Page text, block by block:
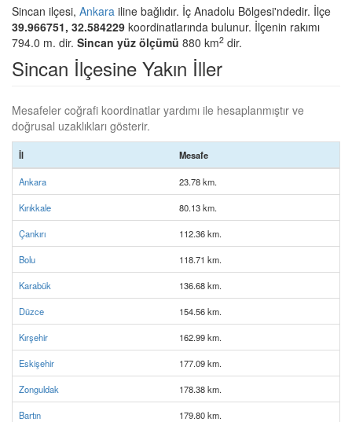
Sincan ilçesi, Ankara iline bağlıdır. İç Anadolu Bölgesi'ndedir. İlçe
39.966751, 32.584229 koordinatlarında bulunur. İlçenin rakımı
794.0 m. dir. Sincan yüz ölçümü 880 km2 dir.
Sincan İlçesine Yakın İller
Mesafeler coğrafi koordinatlar yardımı ile hesaplanmıştır ve
doğrusal uzaklıkları gösterir.
İl Mesafe
Ankara 23.78 km.
Kırıkkale 80.13 km.
Çankırı 112.36 km.
Bolu 118.71 km.
Karabük 136.68 km.
Düzce 154.56 km.
Kırşehir 162.99 km.
Eskişehir 177.09 km.
Zonguldak 178.38 km.
Bartın 179.80 km.